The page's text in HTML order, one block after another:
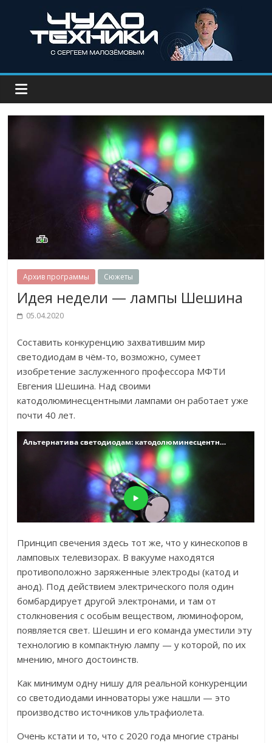
Архив программы Сюжеты
Идея недели — лампы Шешина
05.04.2020
Составить конкуренцию захватившим мир
светодиодам в чём-то, возможно, сумеет
изобретение заслуженного профессора МФТИ
Евгения Шешина. Над своими
катодолюминесцентными лампами он работает уже
почти 40 лет.
Принцип свечения здесь тот же, что у кинескопов в
ламповых телевизорах. В вакууме находятся
противоположно заряженные электроды (катод и
анод). Под действием электрического поля один
бомбардирует другой электронами, и там от
столкновения с особым веществом, люминофором,
появляется свет. Шешин и его команда уместили эту
технологию в компактную лампу — у которой, по их
мнению, много достоинств.
Как минимум одну нишу для реальной конкуренции
со светодиодами инноваторы уже нашли — это
производство источников ультрафиолета.
Очень кстати и то, что с 2020 года многие страны